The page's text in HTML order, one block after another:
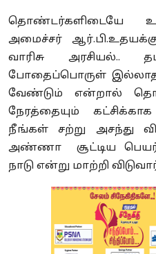
தொண்டர்களிடையே
அமைச்சர்
வாரிசு அரசியல்..
போதைப்பொருள் இல்லாத
வேண்டும் என்றால்
நேரத்தையும்
நீங்கள் சற்று அசந்து
அண்ணா சூட்டிய பெயர்
நாடு என்று மாற்றி